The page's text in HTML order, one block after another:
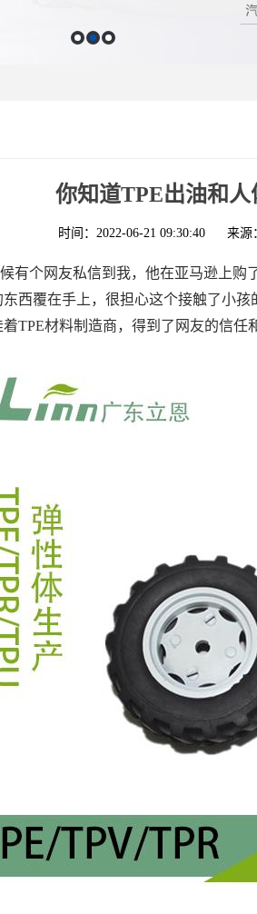
你知道TPE出油和人
时间：2022-06-21 09:30:40 来源
有个网友私信到我，他在亚马逊上
西覆在手上，很担心这个接触了小
TPE材料制造商，得到了网友的信任